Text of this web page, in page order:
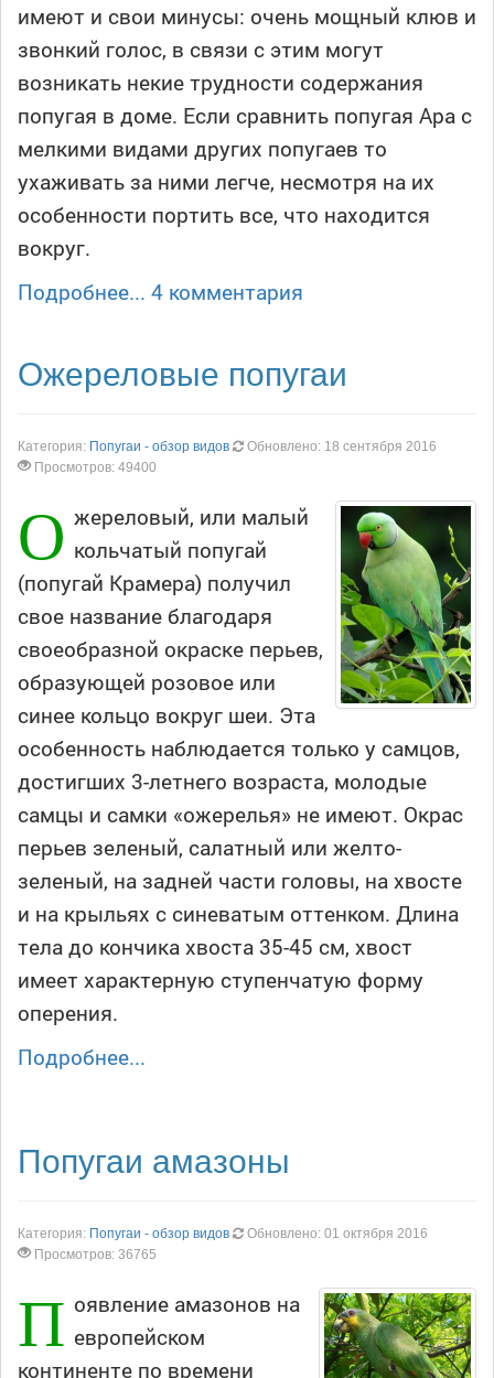
имеют и свои минусы: очень мощный клюв и
звонкий голос, в связи с этим могут
возникать некие трудности содержания
попугая в доме. Если сравнить попугая Ара с
мелкими видами других попугаев то
ухаживать за ними легче, несмотря на их
особенности портить все, что находится
вокруг.
Подробнее... 4 комментария
Ожереловые попугаи
Категория: Попугаи - обзор видов
Обновлено: 18 сентября 2016
Просмотров: 49400
О жереловый, или малый
кольчатый попугай
(попугай Крамера) получил
свое название благодаря
своеобразной окраске перьев,
образующей розовое или
синее кольцо вокруг шеи. Эта
особенность наблюдается только у самцов,
достигших 3-летнего возраста, молодые
самцы и самки «ожерелья» не имеют. Окрас
перьев зеленый, салатный или желто-
зеленый, на задней части головы, на хвосте
и на крыльях с синеватым оттенком. Длина
тела до кончика хвоста 35-45 см, хвост
имеет характерную ступенчатую форму
оперения.
Подробнее...
Попугаи амазоны
Категория: Попугаи - обзор видов
Обновлено: 01 октября 2016
Просмотров: 36765
П оявление амазонов на
европейском
континенте по времени